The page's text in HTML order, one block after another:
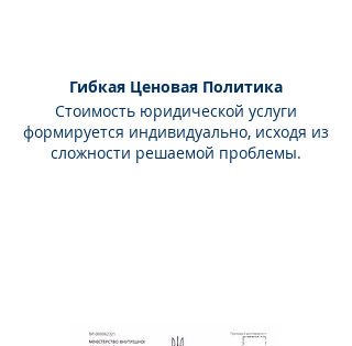
Гибкая Ценовая Политика
Стоимость юридической услуги
формируется индивидуально, исходя из
сложности решаемой проблемы.